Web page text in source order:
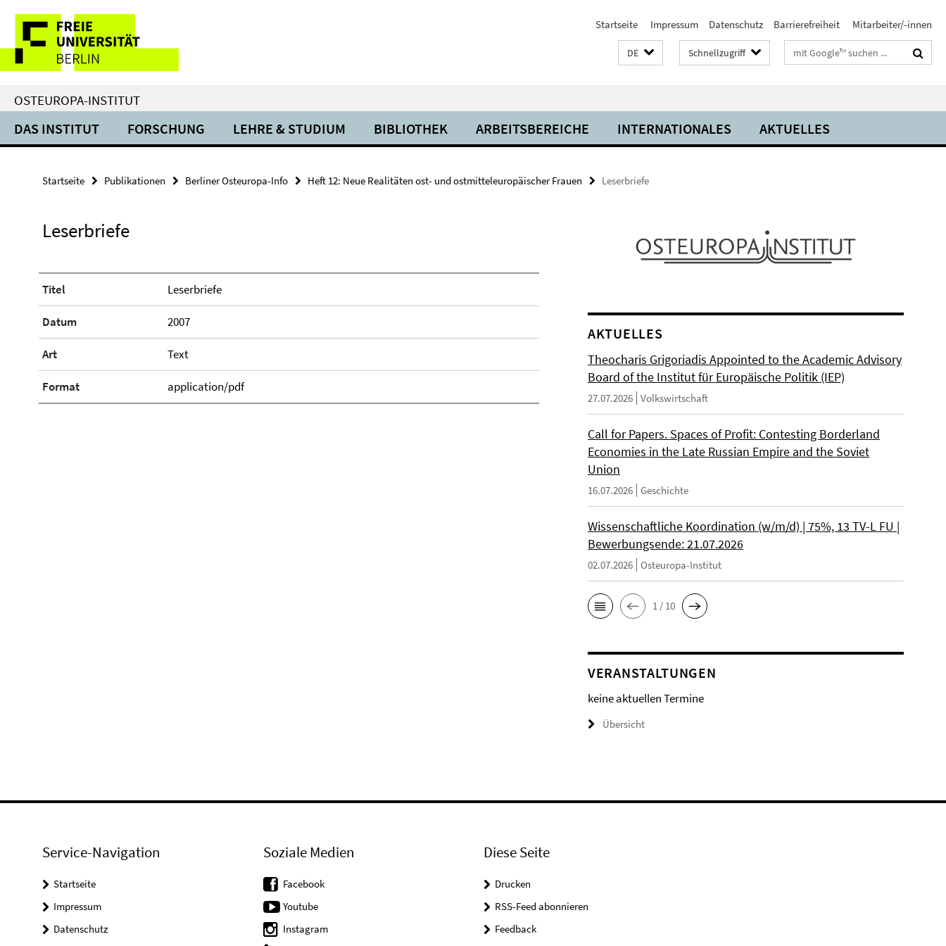
direkt
Inhalt
Service-
Navigation
Startseite Impressum Datenschutz Barrierefreiheit Mitarbeiter/-innen
DE Schnellzugriff Suchbegriffe
OSTEUROPA-INSTITUT
DAS INSTITUT FORSCHUNG LEHRE & STUDIUM BIBLIOTHEK ARBEITSBEREICHE INTERNATIONALES AKTUELLES
Startseite Publikationen Berliner Osteuropa-Info Heft 12: Neue Realitäten ost- und ostmitteleuropäischer Frauen Leserbriefe
Leserbriefe
Titel Leserbriefe
Datum 2007
Art Text
Format application/pdf
AKTUELLES
Theocharis Grigoriadis Appointed to the Academic Advisory
Board of the Institut für Europäische Politik (IEP)
27.07.2026 Volkswirtschaft
Call for Papers. Spaces of Profit: Contesting Borderland
Economies in the Late Russian Empire and the Soviet
Union
16.07.2026 Geschichte
Wissenschaftliche Koordination (w/m/d) | 75%, 13 TV-L FU |
Bewerbungsende: 21.07.2026
02.07.2026 Osteuropa-Institut
1 / 10
VERANSTALTUNGEN
keine aktuellen Termine
Übersicht
Service-Navigation
Startseite
Impressum
Datenschutz
Soziale Medien
Facebook
Youtube
Instagram
Diese Seite
Drucken
RSS-Feed abonnieren
Feedback